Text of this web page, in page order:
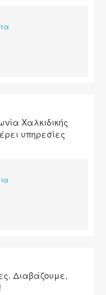
Χαλκιδικής
υπηρεσίες
Διαβάζουμε,